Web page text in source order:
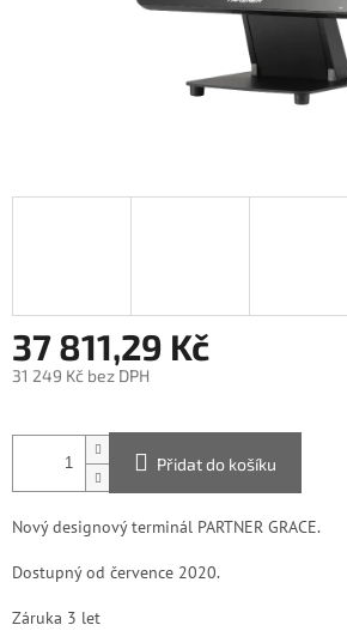
37 811,29 Kč
31 249 Kč bez DPH
cena:
Přidat do košíku
Nový designový terminál PARTNER GRACE.
Dostupný od července 2020.
Záruka 3 let